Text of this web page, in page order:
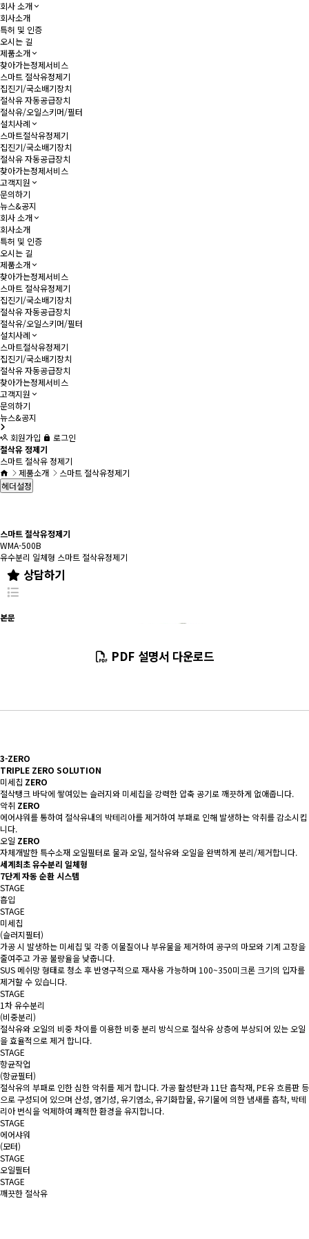
회사 소개
회사소개
특허 및 인증
오시는 길
제품소개
찾아가는정제서비스
스마트 절삭유정제기
집진기/국소배기장치
절삭유 자동공급장치
절삭유/오일스키머/필터
설치사례
스마트절삭유정제기
집진기/국소배기장치
절삭유 자동공급장치
찾아가는정제서비스
고객지원
문의하기
뉴스&공지
회사 소개
회사소개
특허 및 인증
오시는 길
제품소개
찾아가는정제서비스
스마트 절삭유정제기
집진기/국소배기장치
절삭유 자동공급장치
절삭유/오일스키머/필터
설치사례
스마트절삭유정제기
집진기/국소배기장치
절삭유 자동공급장치
찾아가는정제서비스
고객지원
문의하기
뉴스&공지
회원가입
로그인
절삭유 정제기
스마트 절삭유 정제기
제품소개
스마트 절삭유정제기
헤더설정
스마트 절삭유정제기
WMA-500B
유수분리 일체형 스마트 절삭유정제기
상담하기
본문
PDF 설명서 다운로드
3-ZERO
TRIPLE ZERO SOLUTION
미세칩 ZERO
절삭탱크 바닥에 쌓여있는 슬러지와 미세칩을 강력한 압축 공기로 깨끗하게 없애줍니다.
악취 ZERO
에어샤워를 통하여 절삭유내의 박테리아를 제거하여 부패로 인해 발생하는 악취를 감소시킵
니다.
오일 ZERO
자체개발한 특수소재 오일필터로 물과 오일, 절삭유와 오일을 완벽하게 분리/제거합니다.
세계최초 유수분리 일체형
7단계 자동 순환 시스템
STAGE
흡입
STAGE
미세칩
(슬러지필터)
가공 시 발생하는 미세칩 및 각종 이물질이나 부유물을 제거하여 공구의 마모와 기계 고장을
줄여주고 가공 불량율을 낮춥니다.
SUS 메쉬망 형태로 청소 후 반영구적으로 재사용 가능하며 100~350미크론 크기의 입자를
제거할 수 있습니다.
STAGE
1차 유수분리
(비중분리)
절삭유와 오일의 비중 차이를 이용한 비중 분리 방식으로 절삭유 상층에 부상되어 있는 오일
을 효율적으로 제거 합니다.
STAGE
항균작업
(항균필터)
절삭유의 부패로 인한 심한 악취를 제거 합니다. 가공 활성탄과 11단 흡착재, PE유 흐름판 등
으로 구성되어 있으며 산성, 염기성, 유기염소, 유기화합물, 유기물에 의한 냄새를 흡착, 박테
리아 번식을 억제하여 쾌적한 환경을 유지합니다.
STAGE
에어샤워
(모터)
STAGE
오일필터
STAGE
깨끗한 절삭유